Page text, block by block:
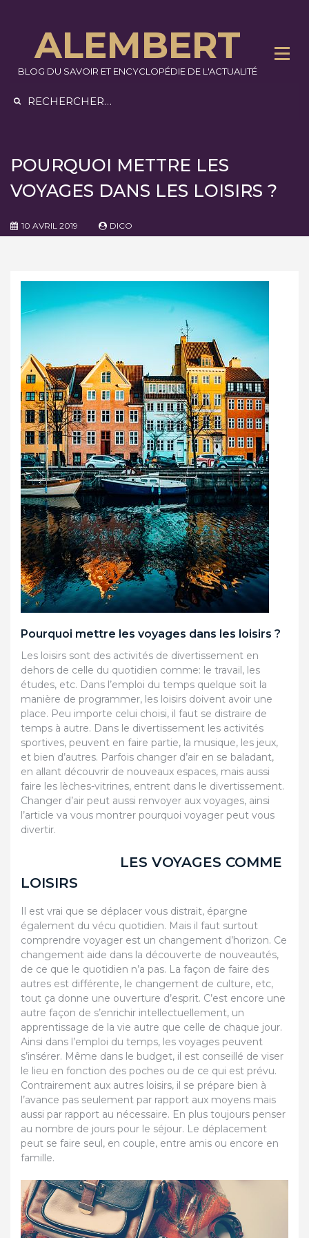
ALEMBERT
BLOG DU SAVOIR ET ENCYCLOPÉDIE DE L'ACTUALITÉ
POURQUOI METTRE LES
VOYAGES DANS LES LOISIRS ?
10 AVRIL 2019 DICO
Pourquoi mettre les voyages dans les loisirs ?
Les loisirs sont des activités de divertissement en
dehors de celle du quotidien comme: le travail, les
études, etc. Dans l’emploi du temps quelque soit la
manière de programmer, les loisirs doivent avoir une
place. Peu importe celui choisi, il faut se distraire de
temps à autre. Dans le divertissement les activités
sportives, peuvent en faire partie, la musique, les jeux,
et bien d’autres. Parfois changer d’air en se baladant,
en allant découvrir de nouveaux espaces, mais aussi
faire les lèches-vitrines, entrent dans le divertissement.
Changer d’air peut aussi renvoyer aux voyages, ainsi
l’article va vous montrer pourquoi voyager peut vous
divertir.
LES VOYAGES COMME
LOISIRS
Il est vrai que se déplacer vous distrait, épargne
également du vécu quotidien. Mais il faut surtout
comprendre voyager est un changement d’horizon. Ce
changement aide dans la découverte de nouveautés,
de ce que le quotidien n’a pas. La façon de faire des
autres est différente, le changement de culture, etc,
tout ça donne une ouverture d’esprit. C’est encore une
autre façon de s’enrichir intellectuellement, un
apprentissage de la vie autre que celle de chaque jour.
Ainsi dans l’emploi du temps, les voyages peuvent
s’insérer. Même dans le budget, il est conseillé de viser
le lieu en fonction des poches ou de ce qui est prévu.
Contrairement aux autres loisirs, il se prépare bien à
l’avance pas seulement par rapport aux moyens mais
aussi par rapport au nécessaire. En plus toujours penser
au nombre de jours pour le séjour. Le déplacement
peut se faire seul, en couple, entre amis ou encore en
famille.